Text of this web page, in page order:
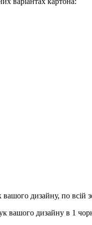
дизайну, по всій
вашого дизайну в 1